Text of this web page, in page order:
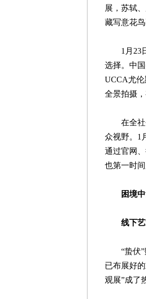
展，苏轼
藏写意花
1月23日
选择。中
UCCA尤
全景拍摄
在全社会
众视野。1
通过官网
也第一时
困境
线下艺
“蛰伏”数
已布展好
观展”成了